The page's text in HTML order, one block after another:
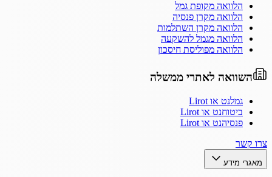
הלוואה מקופת גמל
הלוואה מקרן פנסיה
הלוואה מקרן השתלמות
הלוואה מגמל להשקעה
הלוואה מפוליסת חיסכון
השוואה לאתרי ממשלה
גמלנט או Lirot
ביטוחנט או Lirot
פנסיהנט או Lirot
צרו קשר
מאגרי מידע